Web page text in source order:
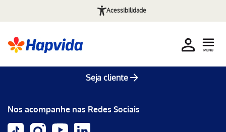
Acessibilidade
Seja cliente
MENU
Nos acompanhe nas Redes Sociais